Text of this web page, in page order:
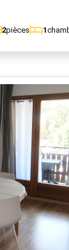
2pièces 1